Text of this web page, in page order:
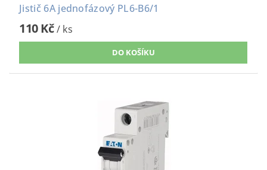
Jistič 6A jednofázový PL6-B6/1
110 Kč/ ks